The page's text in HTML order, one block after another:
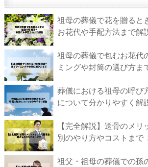
祖母の葬儀で花を贈ると
お花代や手配方法まで解
祖母の葬儀で包むお花代
ミングや封筒の選び方ま
葬儀における祖母の呼び
について分かりやすく解
【完全解説】送骨のメ
別のやり方やコストまで
祖父・祖母の葬儀での孫